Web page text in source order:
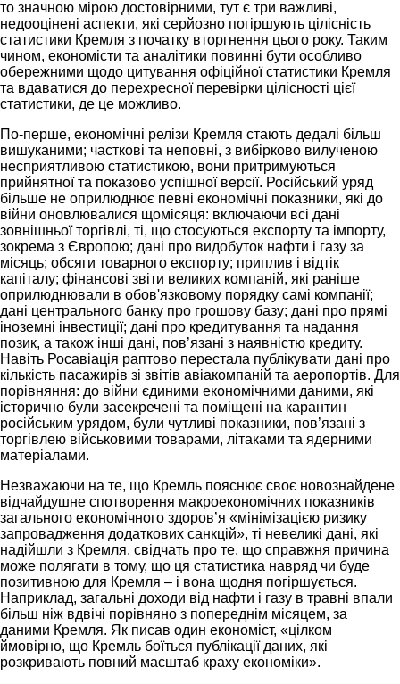
то значною мірою достовірними, тут є три важливі,
недооцінені аспекти, які серйозно погіршують цілісність
статистики Кремля з початку вторгнення цього року. Таким
чином, економісти та аналітики повинні бути особливо
обережними щодо цитування офіційної статистики Кремля
та вдаватися до перехресної перевірки цілісності цієї
статистики, де це можливо.
По-перше, економічні релізи Кремля стають дедалі більш
вишуканими; часткові та неповні, з вибірково вилученою
несприятливою статистикою, вони притримуються
прийнятної та показово успішної версії. Російський уряд
більше не оприлюднює певні економічні показники, які до
війни оновлювалися щомісяця: включаючи всі дані
зовнішньої торгівлі, ті, що стосуються експорту та імпорту,
зокрема з Європою; дані про видобуток нафти і газу за
місяць; обсяги товарного експорту; приплив і відтік
капіталу; фінансові звіти великих компаній, які раніше
оприлюднювали в обов'язковому порядку самі компанії;
дані центрального банку про грошову базу; дані про прямі
іноземні інвестиції; дані про кредитування та надання
позик, а також інші дані, пов’язані з наявністю кредиту.
Навіть Росавіація раптово перестала публікувати дані про
кількість пасажирів зі звітів авіакомпаній та аеропортів. Для
порівняння: до війни єдиними економічними даними, які
історично були засекречені та поміщені на карантин
російським урядом, були чутливі показники, пов’язані з
торгівлею військовими товарами, літаками та ядерними
матеріалами.
Незважаючи на те, що Кремль пояснює своє новознайдене
відчайдушне спотворення макроекономічних показників
загального економічного здоров’я «мінімізацією ризику
запровадження додаткових санкцій», ті невеликі дані, які
надійшли з Кремля, свідчать про те, що справжня причина
може полягати в тому, що ця статистика навряд чи буде
позитивною для Кремля – і вона щодня погіршується.
Наприклад, загальні доходи від нафти і газу в травні впали
більш ніж вдвічі порівняно з попереднім місяцем, за
даними Кремля. Як писав один економіст, «цілком
ймовірно, що Кремль боїться публікації даних, які
розкривають повний масштаб краху економіки».